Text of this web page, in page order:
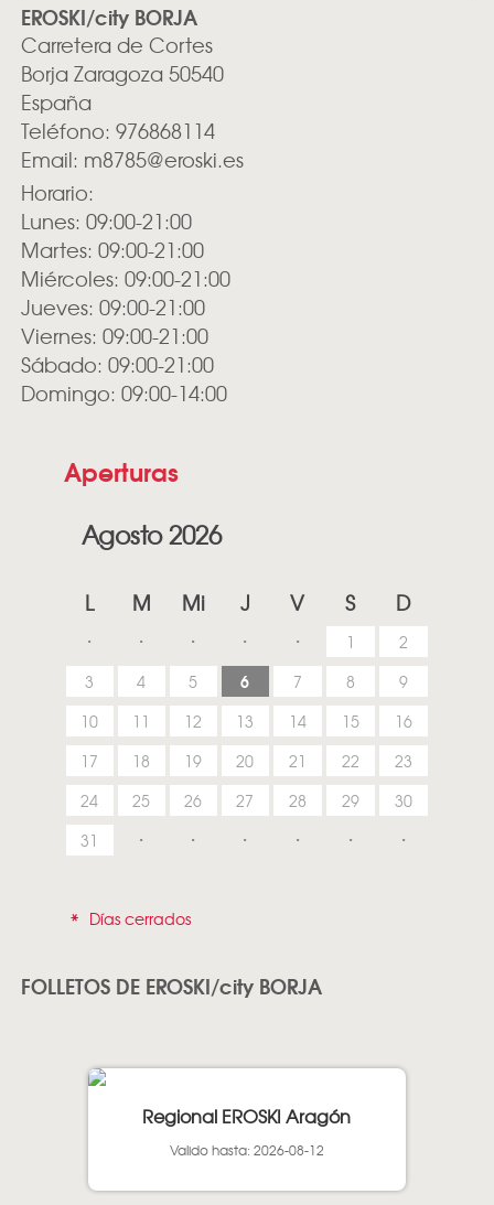
EROSKI/city BORJA
Carretera de Cortes
Borja Zaragoza 50540
España
Teléfono: 976868114
Email: m8785@eroski.es
Horario:
Lunes: 09:00-21:00
Martes: 09:00-21:00
Miércoles: 09:00-21:00
Jueves: 09:00-21:00
Viernes: 09:00-21:00
Sábado: 09:00-21:00
Domingo: 09:00-14:00
Aperturas
Agosto 2026
L M Mi J V S D
1
2
3
4 5 6 7 8
9
10
11 12 13 14 15
16
17
18 19 20 21 22
23
24
25 26 27 28 29
30
31
* Días cerrados
FOLLETOS DE EROSKI/city BORJA
Regional EROSKI Aragón
Valido hasta: 2026-08-12